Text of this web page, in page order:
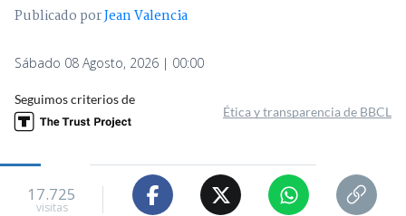
Publicado porJean Valencia
Sábado 08 Agosto, 2026 | 00:00
Seguimos criterios de
Ética y transparencia de BBCL
17.725
visitas